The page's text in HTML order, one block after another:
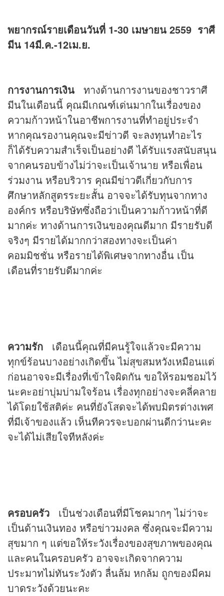
พยากรณ์รายเดือนวันที่ 1-30 เมษายน 2559 ราศี
มีน 14มี.ค.-12เม.ย.
การงานการเงิน ทางด้านการงานของชาวราศี
มีนในเดือนนี้ คุณมีเกณฑ์เด่นมากในเรื่องของ
ความก้าวหน้าในอาชีพการงานที่ทำอยู่ประจำ
หากคุณรองานคุณจะมีข่าวดี จะลงทุนทำอะไร
ก็ได้รับความสำเร็จเป็นอย่างดี ได้รับแรงสนับสนุน
จากคนรอบข้างไม่ว่าจะเป็นเจ้านาย หรือเพื่อน
ร่วมงาน หรือบริวาร คุณมีข่าวดีเกี่ยวกับการ
ศึกษาหลักสูตรระยะสั้น อาจจะได้รับทุนจากทาง
องค์กร หรือบริษัทซึ่งถือว่าเป็นความก้าวหน้าที่ดี
มากค่ะ ทางด้านการเงินของคุณดีมาก มีรายรับดี
จริงๆ มีรายได้มากกว่าสองทางจะเป็นค่า
คอมมิชชั่น หรือรายได้พิเศษจากทางอื่น เป็น
เดือนที่รายรับดีมากค่ะ
ความรัก เดือนนี้คุณที่มีคนรู้ใจแล้วจะมีความ
ทุกข์ร้อนบางอย่างเกิดขึ้น ไม่สุขสมหวังเหมือนแต่
ก่อนอาจจะมีเรื่องที่เข้าใจผิดกัน ขอให้รอมชอมไว้
นะคะอย่าบุ่มบ่ามใจร้อน เรื่องทุกอย่างจะคลี่คลาย
ได้โดยใช้สติค่ะ คนที่ยังโสดจะได้พบมิตรต่างเพศ
ที่มีเจ้าของแล้ว เห็นทีควรจะบอกผ่านดีกว่านะคะ
จะได้ไม่เสียใจทีหลังค่ะ
ครอบครัว
เป็นช่วงเดือนที่มีโชคมากๆ ไม่ว่าจะ
เป็นด้านเงินทอง หรือข่าวมงคล ซึ่งคุณจะมีความ
สุขมาก ๆ แต่ขอให้ระวังเรื่องของสุขภาพของคุณ
และคนในครอบครัว อาจจะเกิดจากความ
ประมาทไม่ทันระวังตัว ลื่นล้ม หกล้ม ถูกของมีคม
บาดระวังด้วยนะคะ